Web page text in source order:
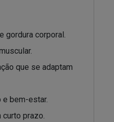
gordura corporal.
que se adaptam
bem-estar.
prazo.